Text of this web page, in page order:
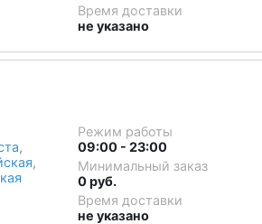
Время доставки
не указано
,
,
Режим работы
09:00 - 23:00
Минимальный заказ
0 руб.
Время доставки
не указано